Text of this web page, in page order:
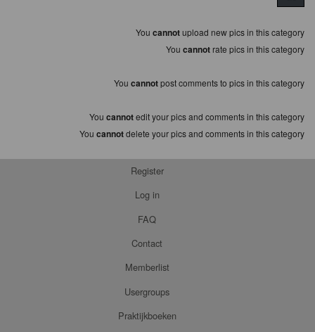
You cannotupload new pics in this category
You cannot rate pics in this category
You cannotpost comments to pics in this category
You cannotedit your pics and comments in this category
You cannotdelete your pics and comments in this category
Register
Log in
FAQ
Contact
Memberlist
Usergroups
Praktijkboeken